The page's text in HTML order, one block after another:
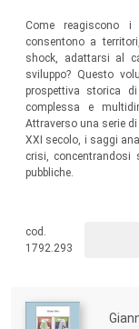
Come reagiscono
consentono a
shock, adattarsi al
sviluppo? Questo
prospettiva storica
complessa e
Attraverso una serie
XXI secolo, i saggi
crisi, concentrandosi
pubbliche.
cod.
1792.293